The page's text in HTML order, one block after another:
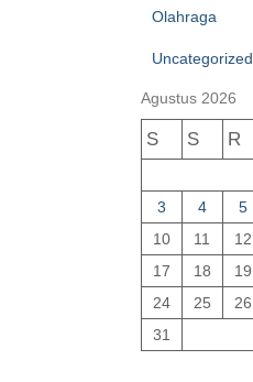
Olahraga
Uncategorized
Agustus 2026
S S R
3
4 5
10
11 12
17
18 19
24
25 26
31